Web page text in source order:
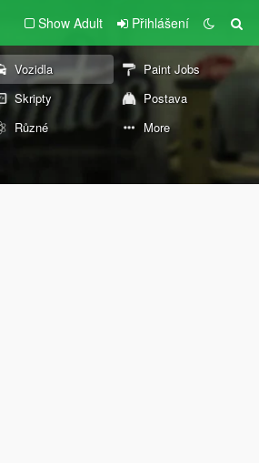
Show Adult Přihlášení
Vozidla
Paint Jobs
Skripty
Postava
Různé More